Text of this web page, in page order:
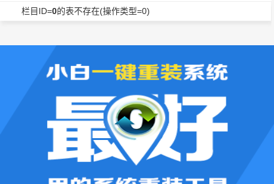
栏目ID=0的表不存在(操作类型=0)